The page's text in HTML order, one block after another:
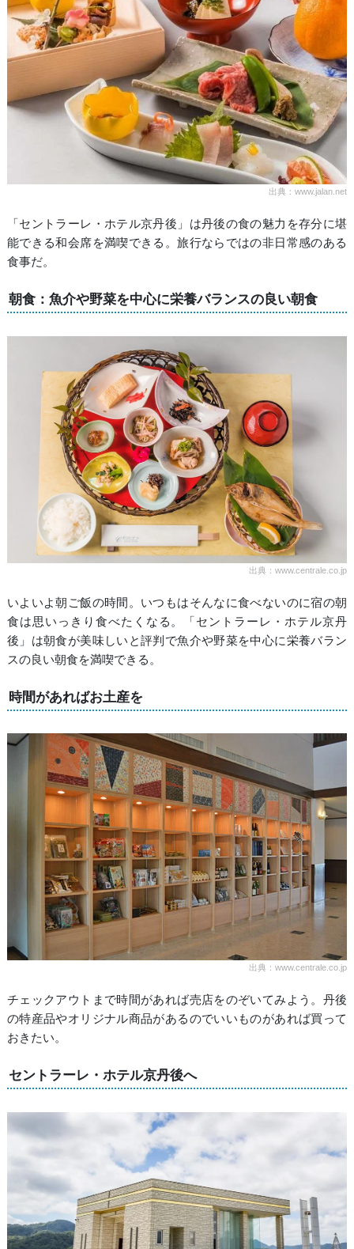
出典：www.jalan.net
「セントラーレ・ホテル京丹後」は丹後の食の魅力を存分に堪
能できる和会席を満喫できる。旅行ならではの非日常感のある
食事だ。
朝食：魚介や野菜を中心に栄養バランスの良い朝食
出典：www.centrale.co.jp
いよいよ朝ご飯の時間。いつもはそんなに食べないのに宿の朝
食は思いっきり食べたくなる。「セントラーレ・ホテル京丹
後」は朝食が美味しいと評判で魚介や野菜を中心に栄養バラン
スの良い朝食を満喫できる。
時間があればお土産を
出典：www.centrale.co.jp
チェックアウトまで時間があれば売店をのぞいてみよう。丹後
の特産品やオリジナル商品があるのでいいものがあれば買って
おきたい。
セントラーレ・ホテル京丹後へ